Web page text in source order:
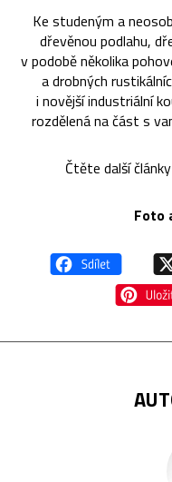
Ke studeným a
dřevěnou podlahu,
v podobě několika
a drobných
i novější industriální
rozdělená na část s
Čtěte další
Foto